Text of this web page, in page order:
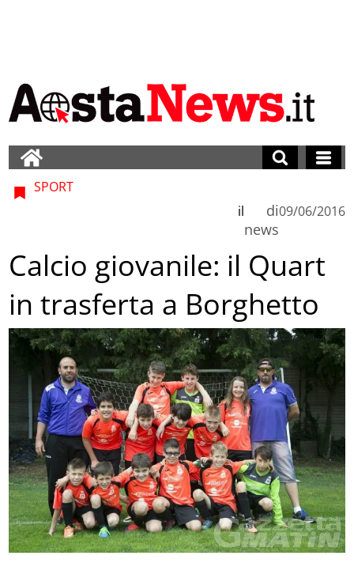
SPORT
di
news
il 09/06/2016
Calcio giovanile: il Quart
in trasferta a Borghetto